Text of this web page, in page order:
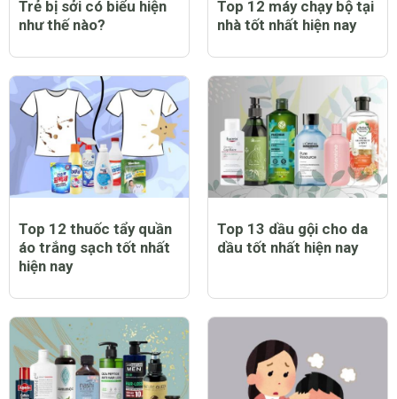
Trẻ bị sởi có biểu hiện
như thế nào?
Top 12 máy chạy bộ tại
nhà tốt nhất hiện nay
Top 12 thuốc tẩy quần
áo trắng sạch tốt nhất
hiện nay
Top 13 dầu gội cho da
dầu tốt nhất hiện nay